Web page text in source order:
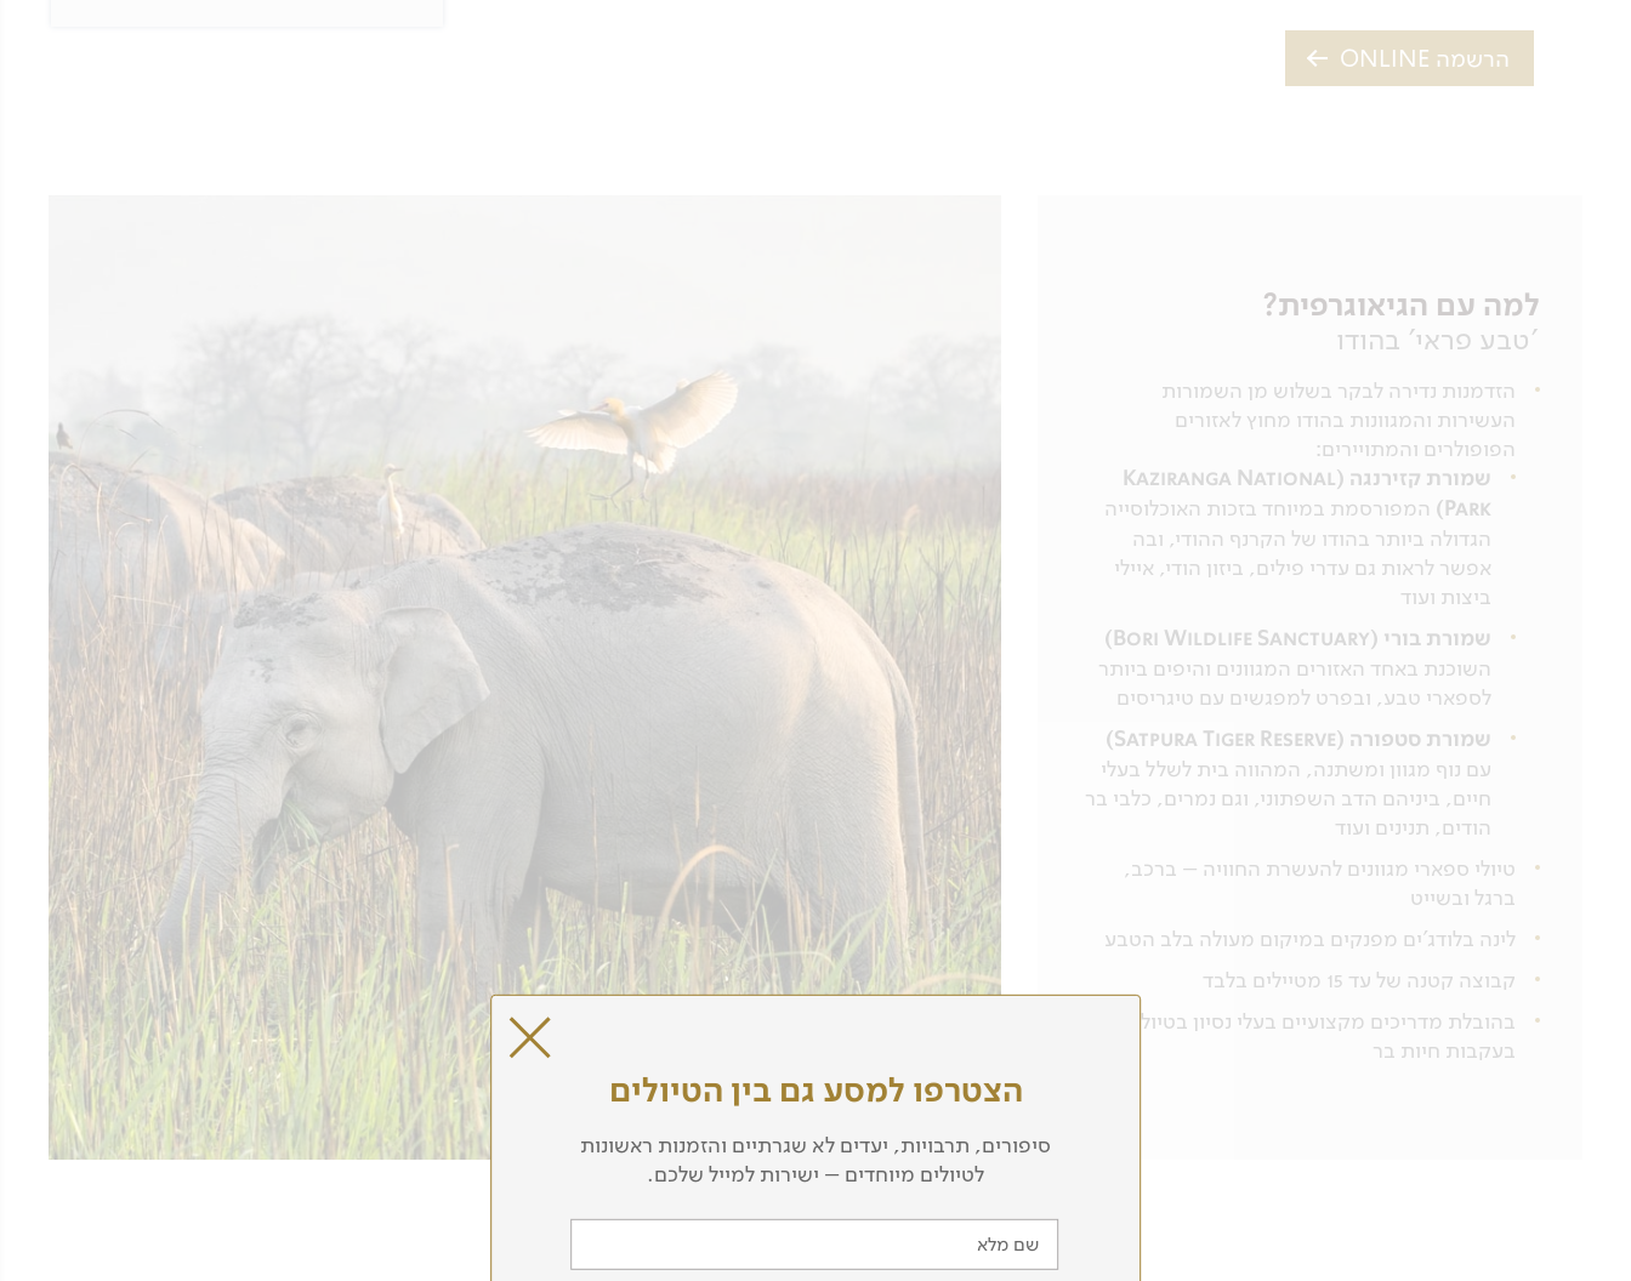
הרשמה ONLINE
למה עם הגיאוגרפית?
'טבע פראי' בהודו
הזדמנות נדירה לבקר בשלוש מן השמורות
העשירות והמגוונות בהודו מחוץ לאזורים
הפופולרים והמתויירים:
שמורת קזירנגה (Kaziranga National
Park)
המפורסמת במיוחד בזכות האוכלוסייה
הגדולה ביותר בהודו של הקרנף ההודי, ובה
אפשר לראות גם עדרי פילים, ביזון הודי, איילי
ביצות ועוד
שמורת בורי (Bori Wildlife Sanctuary)
השוכנת באחד האזורים המגוונים והיפים ביותר
לספארי טבע, ובפרט למפגשים עם טיגריסים
שמורת סטפורה (Satpura Tiger Reserve)
עם נוף מגוון ומשתנה, המהווה בית לשלל בעלי
חיים, ביניהם הדב השפתוני, וגם נמרים, כלבי בר
הודים, תנינים ועוד
טיולי ספארי מגוונים להעשרת החוויה – ברכב,
ברגל ובשייט
לינה בלודג'ים מפנקים במיקום מעולה בלב הטבע
קבוצה קטנה של עד 15 מטיילים בלבד
בהובלת מדריכים מקצועיים בעלי נסיון בטיולי טבע
בעקבות חיות בר
מסלול הטיול
הצטרפו למסע גם בין הטיולים
סיפורים, תרבויות, יעדים לא שגרתיים והזמנות ראשונות
לטיולים מיוחדים – ישירות למייל שלכם.
שם מלא